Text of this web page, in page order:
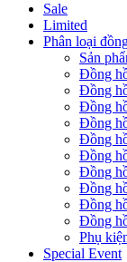
Sale
Limited
Phân loại
Sản
Đồng
Đồng
Đồng
Đồng
Đồng
Đồng
Đồng
Đồng
Đồng
Đồng
Phụ
Special Event